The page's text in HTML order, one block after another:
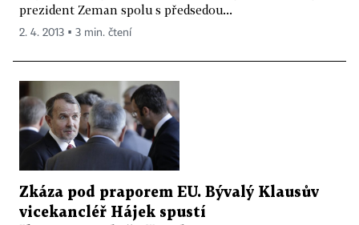
prezident Zeman spolu s předsedou...
2. 4. 2013 ▪ 3 min. čtení
Zkáza pod praporem EU. Bývalý Klausův
vicekancléř Hájek spustí